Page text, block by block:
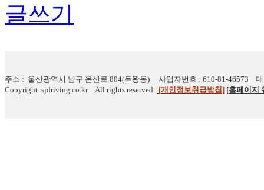
글쓰기
주소 : 울산광역시 남구 온산로 804(두왕동) 사업자번호 : 610-81-46573
Copyright sjdriving.co.kr All rights reserved
[개인정보취급방침] [홈페이지